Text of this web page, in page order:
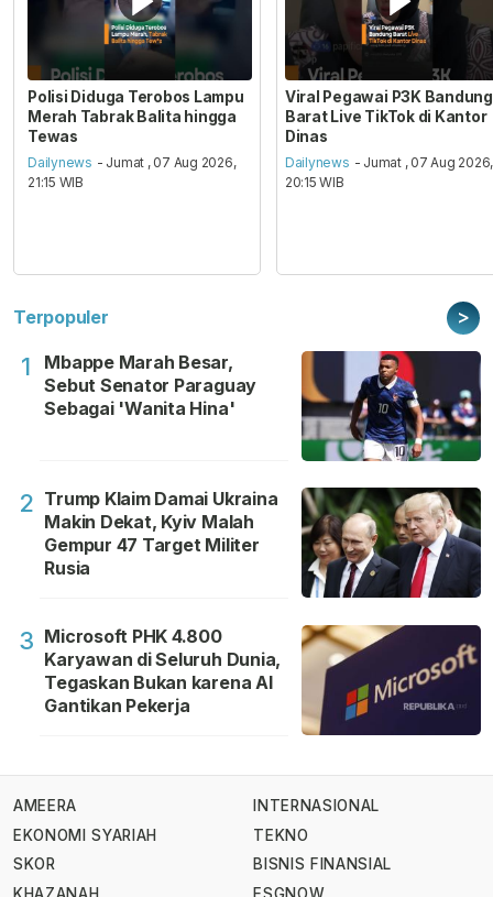
Polisi Diduga Terobos Lampu
Merah Tabrak Balita hingga
Tewas
Dailynews - Jumat , 07 Aug 2026,
21:15 WIB
Viral Pegawai P3K Bandung
Barat Live TikTok di Kantor
Dinas
Dailynews - Jumat , 07 Aug 2026,
20:15 WIB
Terpopuler >
1
Mbappe Marah Besar,
Sebut Senator Paraguay
Sebagai 'Wanita Hina'
2 Trump Klaim Damai Ukraina
Makin Dekat, Kyiv Malah
Gempur 47 Target Militer
Rusia
3 Microsoft PHK 4.800
Karyawan di Seluruh Dunia,
Tegaskan Bukan karena AI
Gantikan Pekerja
AMEERA
EKONOMI SYARIAH
SKOR
INTERNASIONAL
TEKNO
BISNIS FINANSIAL